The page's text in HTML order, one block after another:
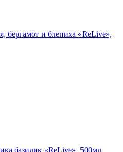
бергамот и блепиха «ReLive»,
базилик «ReLive», 500мл